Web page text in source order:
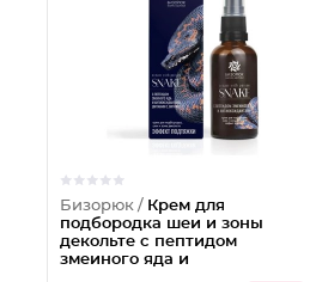
Бизорюк / Крем для
подбородка шеи и зоны
декольте с пептидом
змеиного яда и